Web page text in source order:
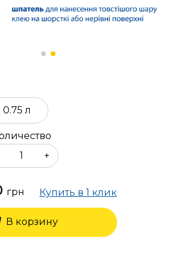
0.75 л
+
грн Купить в 1 клик
В корзину